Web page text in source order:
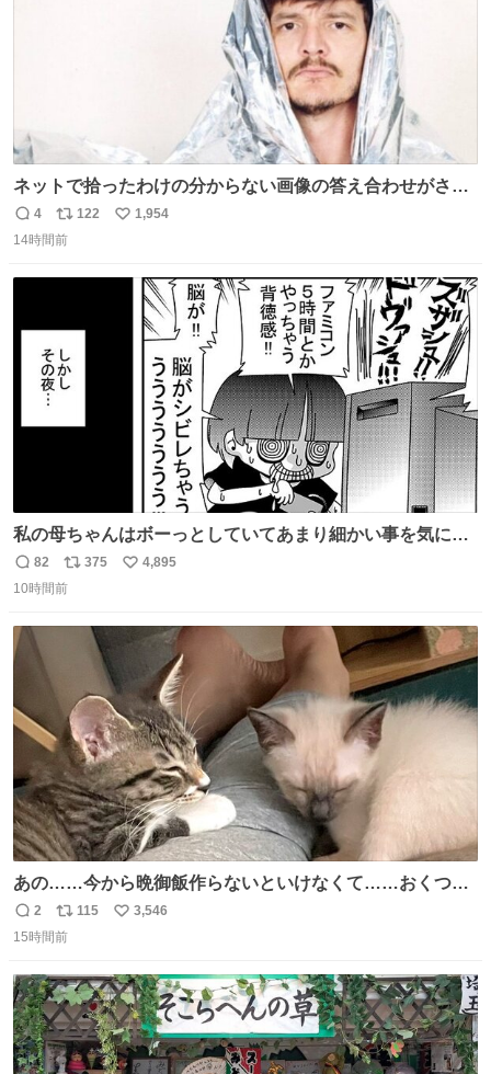
ネットで拾ったわけの分からない画像の答え合わせがされ
ていくw
返
信
4
リ
ポ
122
い
1,954
14時間前
私の母ちゃんはボーっとしていてあまり細かい事を気にし
ません。優秀な人の多い現代の価値観から見ると、あまり
優秀な母親ではないかもしれません。でも、だからこそ、
スします。「優秀」と「良い」は別なんですよね。 1/2
返
信
82
リ
ポ
375
い
数
4,895
10時間前
あの……今から晩御飯作らないといけなくて……おくつろ
ぎのところ申し訳ないのですが……あの………😥
返
信
2
リ
ポ
ト
数
115
い
数
3,546
15時間前